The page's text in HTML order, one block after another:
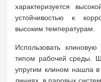
характеризуется
устойчивостью к
высоким температурам.
Использовать
типом рабочей среды.
упругим клином нашла в